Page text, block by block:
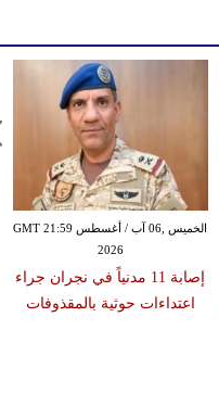
الخميس ,06 آب / أغسطس GMT 21:59
2026
إصابة 11 مدنياً في نجران جراء
اعتداءات حوثية بالمقذوفات